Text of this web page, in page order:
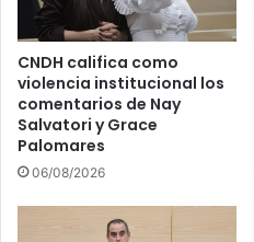
CNDH califica como
violencia institucional los
comentarios de Nay
Salvatori y Grace
Palomares
06/08/2026